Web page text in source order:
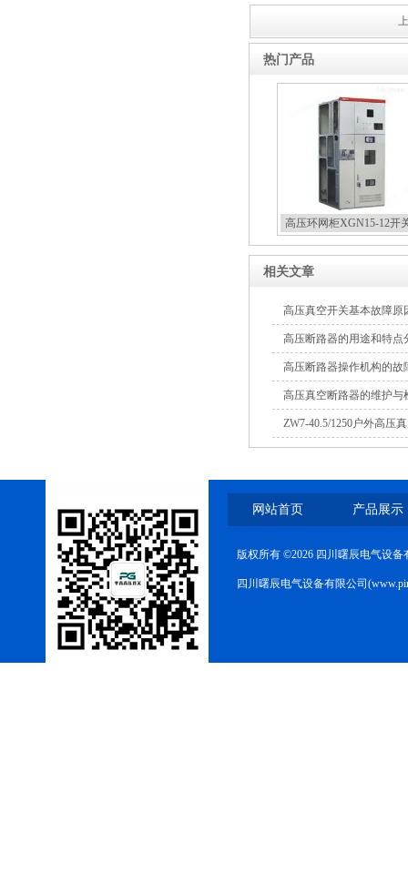
热门产品
高压环网柜XGN15-12开
相关文章
高压真空开关基本故障原
高压断路器的用途和特点
高压断路器操作机构的故
高压真空断路器的维护与
ZW7-40.5/1250户外高压
网站首页 产品展示
版权所有 ©2026 四川曙辰电气设
四川曙辰电气设备有限公司